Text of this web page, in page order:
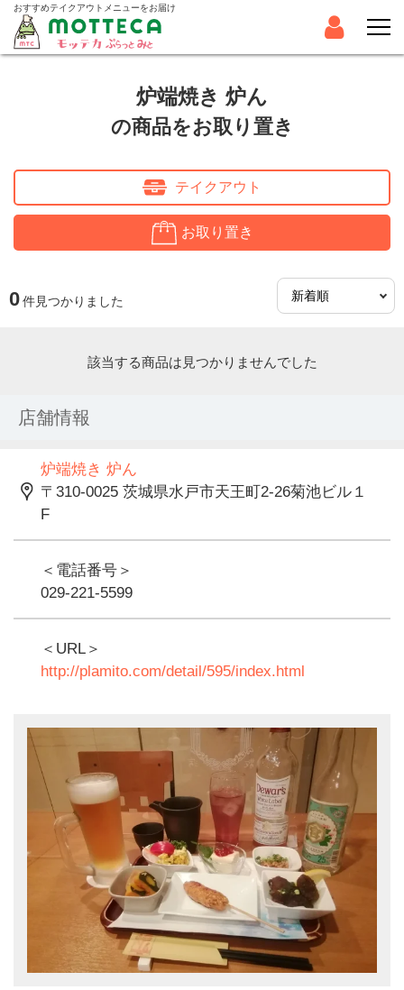
おすすめテイクアウトメニューをお届け
炉端焼き 炉ん
の商品をお取り置き
テイクアウト
お取り置き
0件見つかりました
該当する商品は見つかりませんでした
表示価格は全て税込となっております。
店舗情報
炉端焼き 炉ん
〒310-0025 茨城県水戸市天王町2-26菊池ビル１
F
＜電話番号＞
029-221-5599
＜URL＞
http://plamito.com/detail/595/index.html